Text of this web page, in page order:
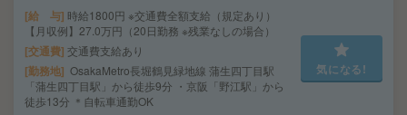
給 与 時給1800円 ※交通費全額支給（規定あり）
【月収例】27.0万円（20日勤務 ※残業なしの場合）
交通費 交通費支給あり
勤務地 OsakaMetro長堀鶴見緑地線 蒲生四丁目駅
「蒲生四丁目駅」から徒歩9分 ・京阪「野江駅」から
徒歩13分 ＊自転車通勤OK
気になる!